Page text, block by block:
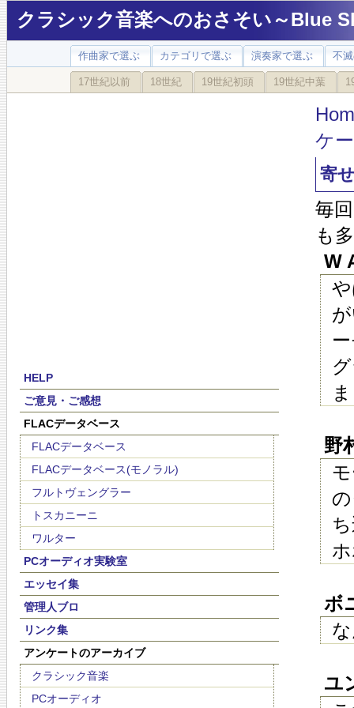
クラシック音楽へのおさそい～Blue
作曲家で選ぶ カテゴリで選ぶ 演奏家で選ぶ 不
17世紀以前 18世紀 19世紀初頭 19世紀中葉
HELP
ご意見・ご感想
FLACデータベース
FLACデータベース
FLACデータベース(モノラル)
フルトヴェングラー
トスカニーニ
ワルター
PCオーディオ実験室
エッセイ集
管理人ブロ
リンク集
アンケートのアーカイブ
クラシック音楽
PCオーディオ
ケ
寄
毎
も
W
野
ボ
ユ